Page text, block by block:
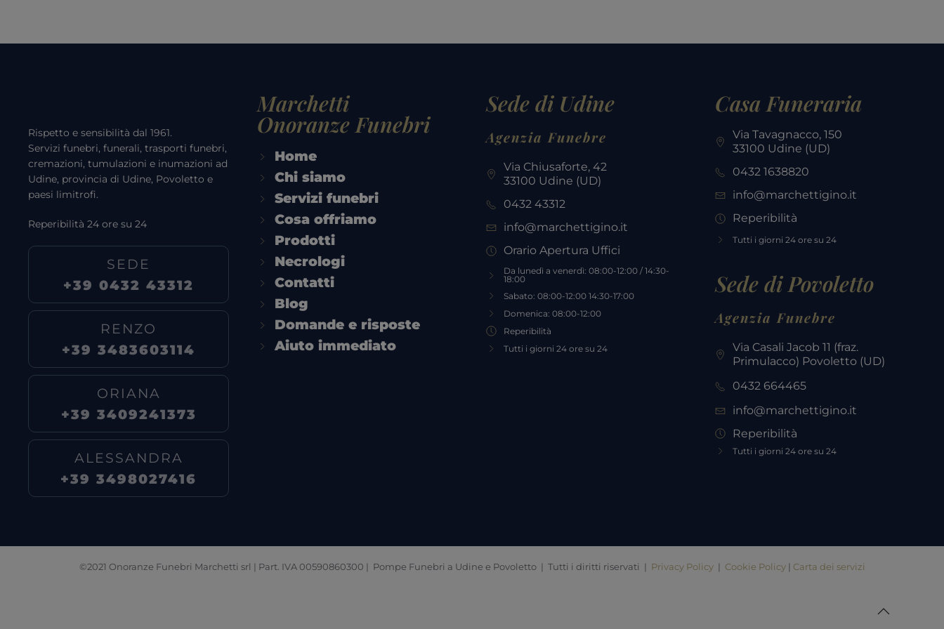
Rispetto e sensibilità dal 1961.
Servizi funebri, funerali, trasporti funebri,
cremazioni, tumulazioni e inumazioni ad
Udine, provincia di Udine, Povoletto e
paesi limitrofi.
Reperibilità 24 ore su 24
SEDE
+39 0432 43312
RENZO
+39 3483603114
ORIANA
+39 3409241373
ALESSANDRA
+39 3498027416
Marchetti
Onoranze Funebri
Home
Chi siamo
Servizi funebri
Cosa offriamo
Prodotti
Necrologi
Contatti
Blog
Domande e risposte
Aiuto immediato
Sede di Udine
Agenzia Funebre
Via Chiusaforte, 42
33100 Udine (UD)
0432 43312
info@marchettigino.it
Orario Apertura Uffici
Da lunedì a venerdì: 08:00-12:00 / 14:30-
18:00
Sabato: 08:00-12:00 14:30-17:00
Domenica: 08:00-12:00
Reperibilità
Tutti i giorni 24 ore su 24
Casa Funeraria
Via Tavagnacco, 150
33100 Udine (UD)
0432 1638820
info@marchettigino.it
Reperibilità
Tutti i giorni 24 ore su 24
Sede di Povoletto
Agenzia Funebre
Via Casali Jacob 11 (fraz.
Primulacco) Povoletto (UD)
0432 664465
info@marchettigino.it
Reperibilità
Tutti i giorni 24 ore su 24
©2021 Onoranze Funebri Marchetti srl | Part. IVA 00590860300 | Pompe Funebri a Udine e Povoletto | Tutti i diritti riservati | Privacy Policy| Cookie Policy| Carta dei servizi